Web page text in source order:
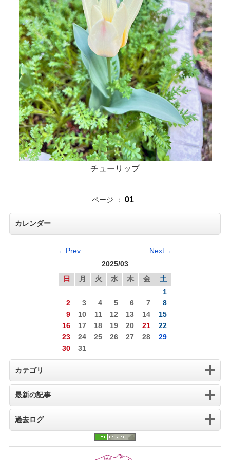
チューリップ
ページ ： 01
カレンダー
←Prev
Next→
2025/03
日
月 火 水 木 金
土
1
2
3 4 5 6 7
8
9
10 11 12 13 14
15
16
17 18 19 20 21
22
23
24 25 26 27 28
29
30
31
カテゴリ
最新の記事
過去ログ